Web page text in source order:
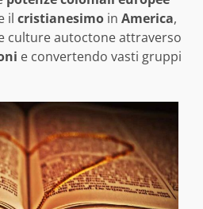
il cristianesimo in America,
culture autoctone attraverso
e convertendo vasti gruppi